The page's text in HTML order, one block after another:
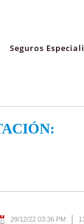
Seguros
29/12/22 03:36 PM